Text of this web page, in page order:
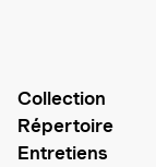
Collection
Répertoire
Entretiens